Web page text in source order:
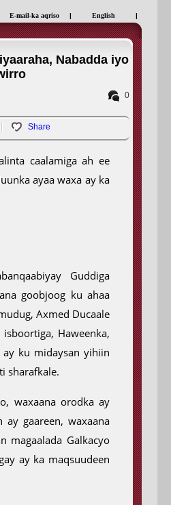
E-mail-ka aqriso | English |
Nabadda iyo
0
Share
caalamiga ah ee
ayaa waxa ay ka
Guddiga
goobjoog ku ahaa
Axmed Ducaale
Haweenka,
ay ku midaysan yihiin
sharafkale.
waxaana orodka ay
ay gaareen, waxaana
magaalada Galkacyo
ay ka maqsuudeen